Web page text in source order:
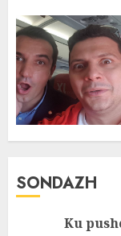
SONDAZH
Ku